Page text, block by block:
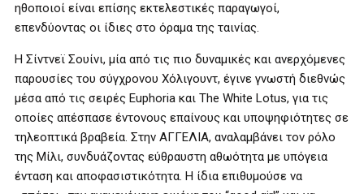
ηθοποιοί είναι επίσης εκτελεστικές παραγωγοί,
επενδύοντας οι ίδιες στο όραμα της ταινίας.
Η Σίντνεϊ Σουίνι, μία από τις πιο δυναμικές και ανερχόμενες
παρουσίες του σύγχρονου Χόλιγουντ, έγινε γνωστή διεθνώς
μέσα από τις σειρές Euphoria και The White Lotus, για τις
οποίες απέσπασε έντονους επαίνους και υποψηφιότητες σε
τηλεοπτικά βραβεία. Στην ΑΓΓΕΛΙΑ, αναλαμβάνει τον ρόλο
της Μίλι, συνδυάζοντας εύθραυστη αθωότητα με υπόγεια
ένταση και αποφασιστικότητα. Η ίδια επιθυμούσε να